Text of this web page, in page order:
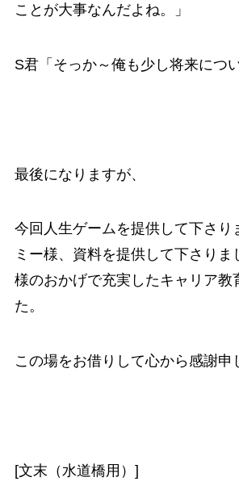
ことが大事なんだよね。」
S君「そっか～俺も少し将来につ
最後になりますが、
今回人生ゲームを提供して下さり
ミー様、資料を提供して下さりま
様のおかげで充実したキャリア教
た。
この場をお借りして心から感謝申
[文末（水道橋用）]